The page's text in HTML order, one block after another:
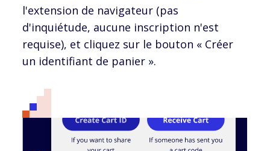
l'extension de navigateur (pas
d'inquiétude, aucune inscription n'est
requise), et cliquez sur le bouton « Créer
un identifiant de panier ».